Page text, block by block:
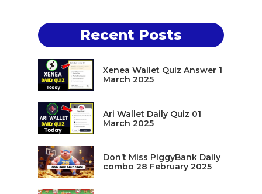
Recent Posts
Xenea Wallet Quiz Answer 1
March 2025
Ari Wallet Daily Quiz 01
March 2025
Don’t Miss PiggyBank Daily
combo 28 February 2025